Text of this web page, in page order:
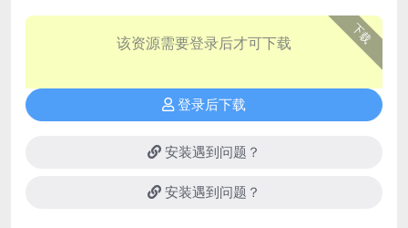
下载
该资源需要登录后才可下载
登录后下载
安装遇到问题？
安装遇到问题？